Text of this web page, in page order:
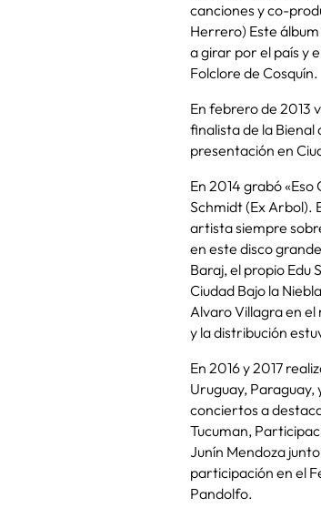
canciones y co-
Herrero) Este
a girar por el país y
Folclore de Cosquín.
En febrero de 2013
finalista de la
presentación en
En 2014 grabó
Schmidt (Ex Arbol).
artista siempre
en este disco
Baraj, el propio Edu
Ciudad Bajo la
Alvaro Villagra en el
y la distribución
En 2016 y 2017
Uruguay, Paraguay,
conciertos a
Tucuman,
Junín Mendoza
participación en el
Pandolfo.